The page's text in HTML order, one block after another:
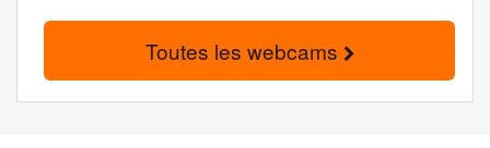
Toutes les webcams